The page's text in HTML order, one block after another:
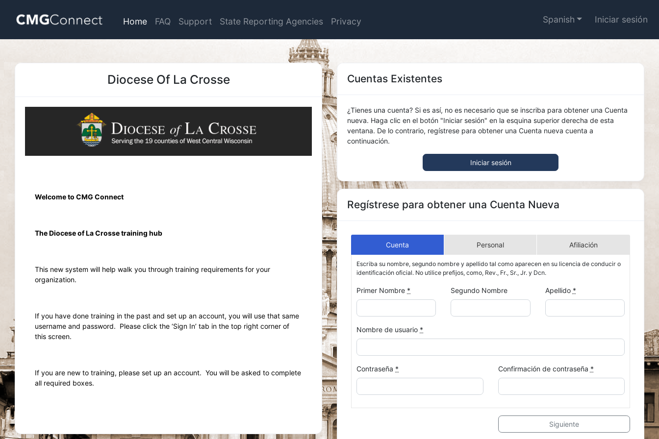
Home FAQ Support State Reporting Agencies Privacy Spanish Iniciar sesión
Diocese Of La Crosse
Welcome to CMG Connect
The Diocese of La Crosse training hub
This new system will help walk you through training requirements for your
organization.
If you have done training in the past and set up an account, you will use that same
username and password. Please click the ‘Sign In’ tab in the top right corner of
this screen.
If you are new to training, please set up an account. You will be asked to complete
all required boxes.
Cuentas Existentes
¿Tienes una cuenta? Si es así, no es necesario que se inscriba para obtener una Cuenta
nueva. Haga clic en el botón "Iniciar sesión" en la esquina superior derecha de esta
ventana. De lo contrario, regístrese para obtener una Cuenta nueva cuenta a
continuación.
Iniciar sesión
Regístrese para obtener una Cuenta Nueva
Cuenta Personal Afiliación
Escriba su nombre, segundo nombre y apellido tal como aparecen en su licencia de conducir o
identificación oficial. No utilice prefijos, como, Rev., Fr., Sr., Jr. y Dcn.
Primer Nombre * Segundo Nombre Apellido *
Nombre de usuario *
Contraseña * Confirmación de contraseña *
Siguiente